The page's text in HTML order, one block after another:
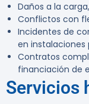
Daños a la
Conflictos con
Incidentes de
en instalaciones
Contratos
financiación de
Servicios